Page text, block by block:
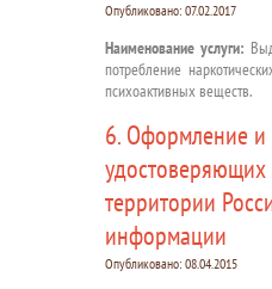
Опубликовано: 07.02.2017
Наименование услуги:
потребление
психоактивных веществ.
6. Оформление и
территории
информации
Опубликовано: 08.04.2015